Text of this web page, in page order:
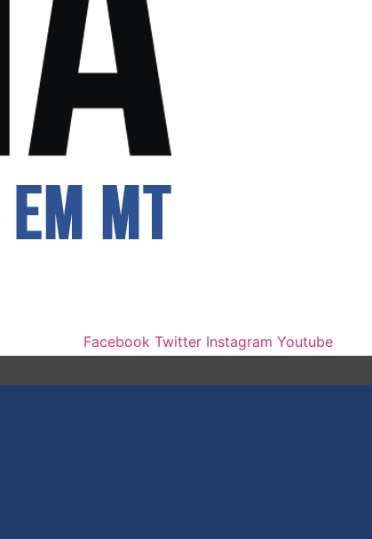
Facebook Twitter Instagram Youtube